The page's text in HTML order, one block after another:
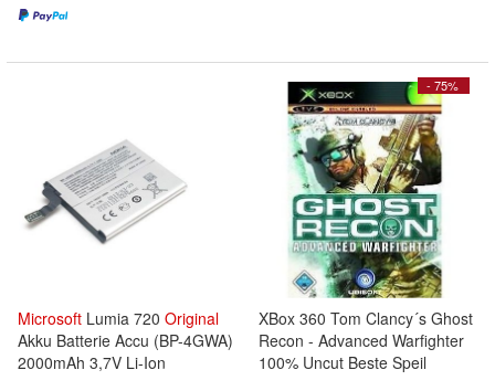
Microsoft Lumia 720 Original
Akku Batterie Accu (BP-4GWA)
2000mAh 3,7V Li-Ion
- 75%
XBox 360 Tom Clancy´s Ghost
Recon - Advanced Warfighter
100% Uncut Beste Speil